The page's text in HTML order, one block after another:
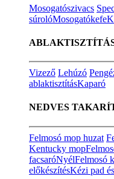
Mosogatószivacs
súrolóMosogatókefe
Vizező Lehúzó
ablaktisztításKaparó
NEDVES
Felmosó mop huzat
Kentucky mop
facsaróNyélFelmosó
előkészítésKézi pad